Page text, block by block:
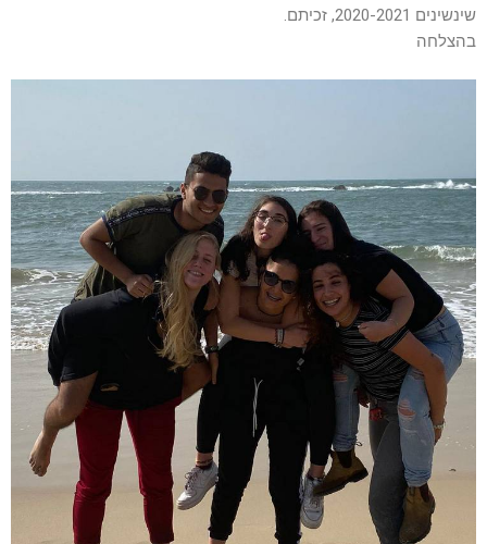
שינשינים 2020-2021, זכיתם.
בהצלחה